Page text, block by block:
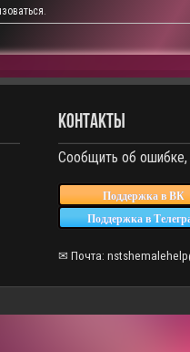
.
КОНТАКТЫ
Сообщить об ошибке,
Поддержка в ВК
Поддержка в
✉ Почта: